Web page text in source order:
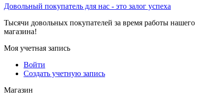
Довольный покупатель для нас - это залог успеха
Тысячи довольных покупателей за время работы нашего
магазина!
Моя учетная запись
Войти
Создать учетную запись
Магазин